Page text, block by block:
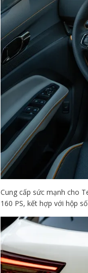
Cung cấp sức mạnh cho
160 PS, kết hợp với hộp